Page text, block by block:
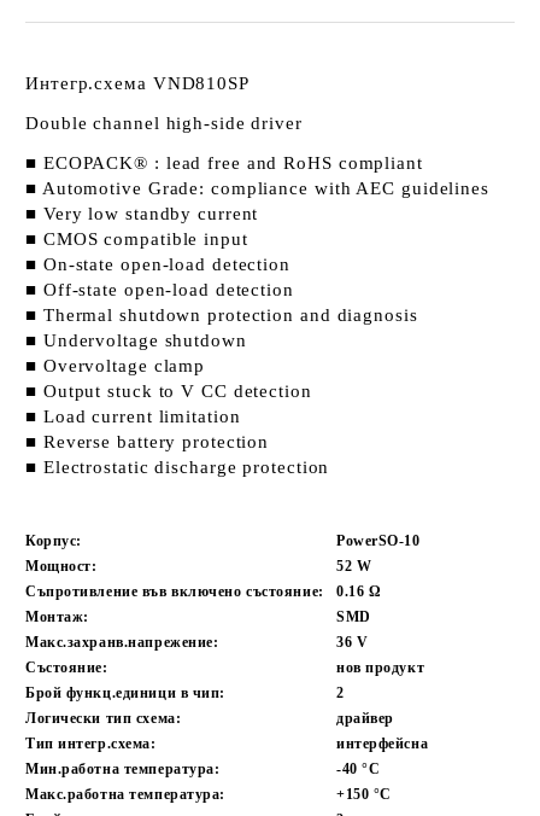
Интегр.схема VND810SP
Double channel high-side driver
■ ECOPACK® : lead free and RoHS compliant
■ Automotive Grade: compliance with AEC guidelines
■ Very low standby current
■ CMOS compatible input
■ On-state open-load detection
■ Off-state open-load detection
■ Thermal shutdown protection and diagnosis
■ Undervoltage shutdown
■ Overvoltage clamp
■ Output stuck to V CC detection
■ Load current limitation
■ Reverse battery protection
■ Electrostatic discharge protection
Корпус:
PowerSO-10
Мощност:
52 W
Съпротивление във включено състояние:
0.16 Ω
Монтаж:
SMD
Макс.захранв.напрежение:
36 V
Състояние:
нов продукт
Брой функц.единици в чип:
2
Логически тип схема:
драйвер
Тип интегр.схема:
интерфейсна
Мин.работна температура:
-40°C
Макс.работна температура:
+150 °C